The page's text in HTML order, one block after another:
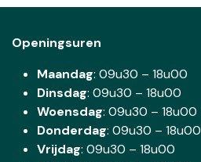
Openingsuren
Maandag: 09u30 – 18u00
Dinsdag: 09u30 – 18u00
Woensdag: 09u30 – 18u00
Donderdag: 09u30 – 18u00
Vrijdag: 09u30 – 18u00